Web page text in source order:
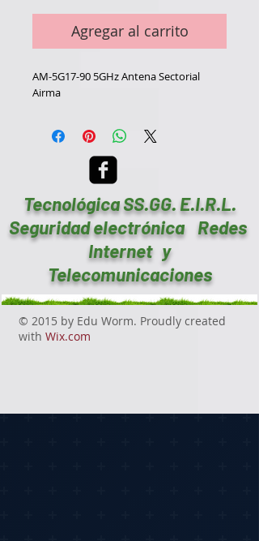
Agregar al carrito
AM-5G17-90 5GHz Antena Sectorial
Airma
Tecnológica SS.GG. E.I.R.L.
Seguridad electrónica Redes
Internet y
Telecomunicaciones
© 2015 by Edu Worm. Proudly created
with Wix.com